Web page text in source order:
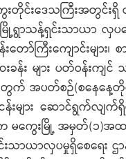
ဒေသကြီးအတွင်းရှိ တိုင်
ြို့ရွာသန့်ရှင်းသာယာ လှပရ
တော်ကြီးကျောင်းများ၊
ခန်း များ ပတ်ဝန်းကျ
က် အပတ်စဉ်(စနေနေ့တိုင်
းများ ဆောင်ရွက်လျ
မကွေးမြို့ အမှတ်(၁)အထ
သာယာလှပမှုရှိစေရေး ဌာ